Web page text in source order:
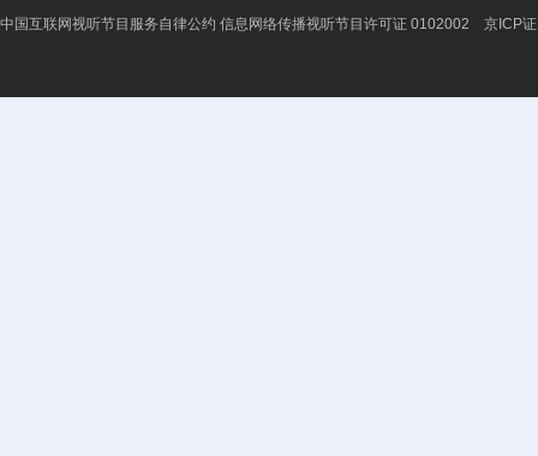
中国互联网视听节目服务自律公约 信息网络传播视听节目许可证 0102002 京ICP